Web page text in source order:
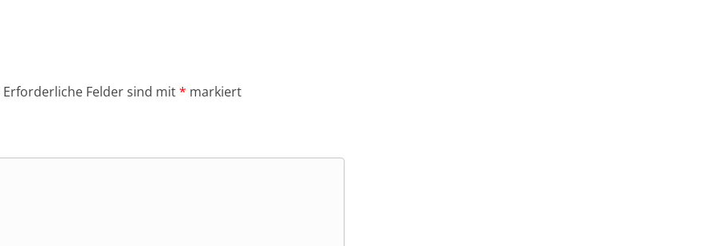
Erforderliche Felder sind mit* markiert